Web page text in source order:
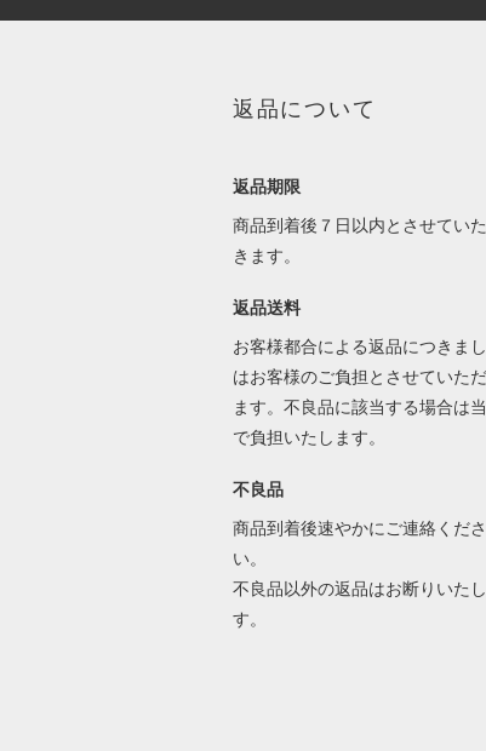
返品について
返品期限
商品到着後７日以内とさせてい
きます。
返品送料
お客様都合による返品につきま
はお客様のご負担とさせていた
ます。不良品に該当する場合は
で負担いたします。
不良品
商品到着後速やかにご連絡くださ
い。
不良品以外の返品はお断りいた
す。